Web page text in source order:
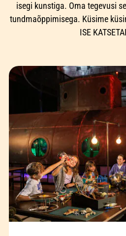
isegi kunstiga. Oma tegevusi
tundmaõppimisega. Küsime
ISE